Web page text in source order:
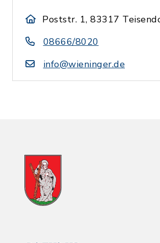
Poststr. 1, 83317
08666/8020
info@wieninger.de